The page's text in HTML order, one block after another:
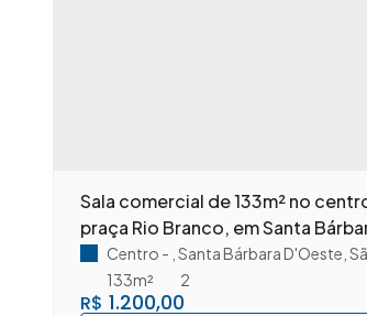
Sala comercial de 133m² no
praça Rio Branco, em Santa
D'Oeste/SP.
R$ 1.200,00
Centro ,Santa Bárbara D'Oeste ,
2
133m²